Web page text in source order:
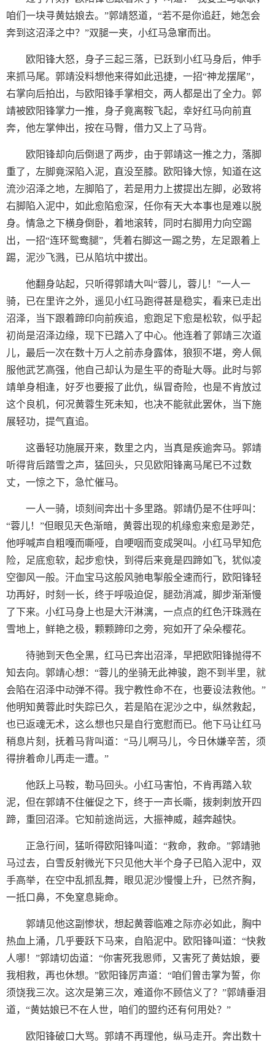
咱们一块寻黄姑娘去。”郭靖怒道，“若不是你追赶，她怎会
奔到这沼泽之中？”双腿一夹，小红马急窜而出。
欧阳锋大怒，身子三起三落，已跃到小红马身后，伸手
来抓马尾。郭靖没料想他来得如此迅捷，一招“神龙摆尾”，
右掌向后拍出，与欧阳锋手掌相交，两人都是出了全力。郭
靖被欧阳锋掌力一推，身子竟离鞍飞起，幸好红马向前直
奔，他左掌伸出，按在马臀，借力又上了马背。
欧阳锋却向后倒退了两步，由于郭靖这一推之力，落脚
重了，左脚竟深陷入泥，直没至膝。欧阳锋大惊，知道在这
流沙沼泽之地，左脚陷了，若是用力上拔提出左脚，必致将
右脚陷入泥中，如此愈陷愈深，任你有天大本事也是难以脱
身。情急之下横身倒卧，着地滚转，同时右脚用力向空踢
出，一招“连环鸳鸯腿”，凭着右脚这一踢之势，左足跟着上
踢，泥沙飞溅，已从陷坑中拔出。
他翻身站起，只听得郭靖大叫“蓉儿，蓉儿！”一人一
骑，已在里许之外，遥见小红马跑得甚是稳实，看来已走出
沼泽，当下跟着蹄印向前疾追，愈跑足下愈是松软，似乎起
初尚是沼泽边缘，现下已踏入了中心。他连着了郭靖三次道
儿，最后一次在数十万人之前赤身露体，狼狈不堪，旁人佩
服他武艺高强，他自己却认为是生平的奇耻大辱。此时与郭
靖单身相逢，好歹也要报了此仇，纵冒奇险，也是不肯放过
这个良机，何况黄蓉生死未知，也决不能就此罢休，当下施
展轻功，提气直追。
这番轻功施展开来，数里之内，当真是疾逾奔马。郭靖
听得背后踏雪之声，猛回头，只见欧阳锋离马尾已不过数
丈，一惊之下，急忙催马。
一人一骑，顷刻间奔出十多里路。郭靖仍是不住呼叫：
“蓉儿！”但眼见天色渐暗，黄蓉出现的机缘愈来愈是渺茫，
他呼喊声自粗嘎而嘶哑，自哽咽而变成哭叫。小红马早知危
险，足底愈软，起步愈快，到得后来竟是四蹄如飞，犹似凌
空御风一般。汗血宝马这般风驰电掣般全速而行，欧阳锋轻
功再好，时刻一长，终于呼吸迫促，腿劲消减，脚步渐渐慢
了下来。小红马身上也是大汗淋漓，一点点的红色汗珠溅在
雪地上，鲜艳之极，颗颗蹄印之旁，宛如开了朵朵樱花。
待驰到天色全黑，红马已奔出沼泽，早把欧阳锋抛得不
知去向。郭靖心想：“蓉儿的坐骑无此神骏，跑不到半里，就
会陷在沼泽中动弹不得。我宁教性命不在，也要设法救他。”
他明知黄蓉此时失踪已久，若是陷在泥沙之中，纵然救起，
也已返魂无术，这么想也只是自行宽慰而已。他下马让红马
稍息片刻，抚着马背叫道：“马儿啊马儿，今日休嫌辛苦，须
得拚着命儿再走一遭。”
他跃上马鞍，勒马回头。小红马害怕，不肯再踏入软
泥，但在郭靖不住催促之下，终于一声长嘶，拨刺刺放开四
蹄，重回沼泽。它知前途尚远，大振神威，越奔越快。
正急行间，猛听得欧阳锋叫道：“救命，救命。”郭靖驰
马过去，白雪反射微光下只见他大半个身子已陷入泥中，双
手高举，在空中乱抓乱舞，眼见泥沙慢慢上升，已然齐胸，
一抵口鼻，不免窒息毙命。
郭靖见他这副惨状，想起黄蓉临难之际亦必如此，胸中
热血上涌，几乎要跃下马来，自陷泥中。欧阳锋叫道：“快救
人哪！”郭靖切齿道：“你害死我恩师，又害死了黄姑娘，要
我相救，再也休想。”欧阳锋厉声道：“咱们曾击掌为誓，你
须饶我三次。这次是第三次，难道你不顾信义了？”郭靖垂泪
道，“黄姑娘已不在人世，咱们的盟约还有何用处？”
欧阳锋破口大骂。郭靖不再理他，纵马走开。奔出数十